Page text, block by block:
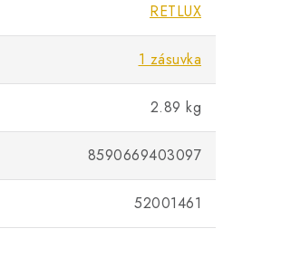
RETLUX
1 zásuvka
2.89 kg
8590669403097
52001461